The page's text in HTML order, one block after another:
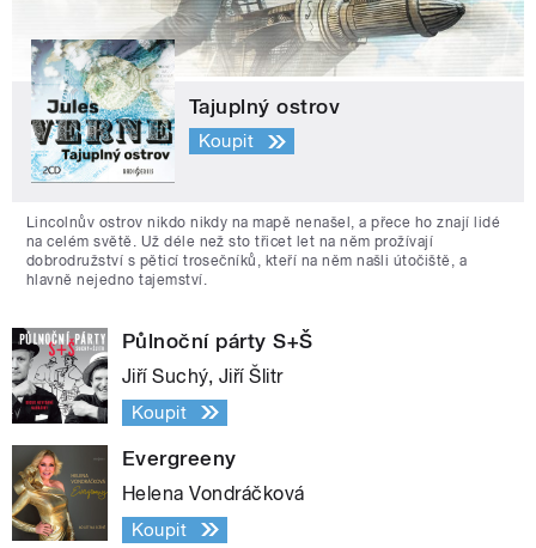
Tajuplný ostrov
Koupit
Lincolnův ostrov nikdo nikdy na mapě nenašel, a přece ho znají lidé
na celém světě. Už déle než sto třicet let na něm prožívají
dobrodružství s pěticí trosečníků, kteří na něm našli útočiště, a
hlavně nejedno tajemství.
Půlnoční párty S+Š
Jiří Suchý, Jiří Šlitr
Koupit
Evergreeny
Helena Vondráčková
Koupit